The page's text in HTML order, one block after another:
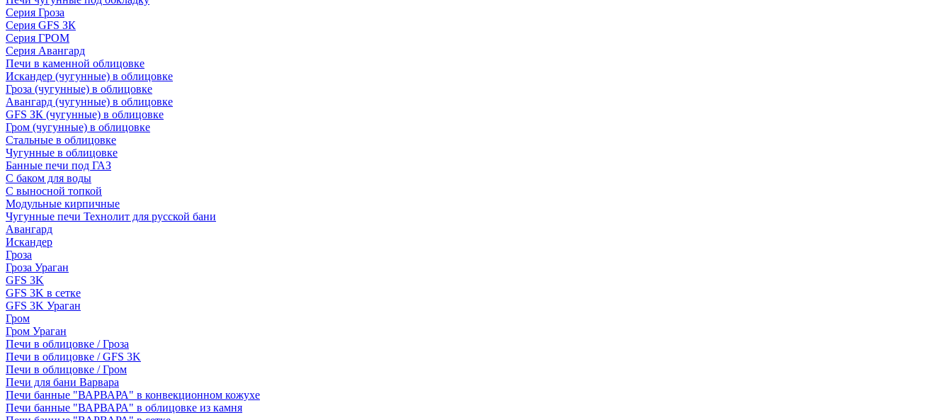
Серия Гроза
Серия GFS ЗК
Серия ГРОМ
Серия Авангард
Печи в каменной облицовке
Искандер (чугунные) в облицовке
Гроза (чугунные) в облицовке
Авангард (чугунные) в облицовке
GFS ЗК (чугунные) в облицовке
Гром (чугунные) в облицовке
Стальные в облицовке
Чугунные в облицовке
Банные печи под ГАЗ
С баком для воды
С выносной топкой
Модульные кирпичные
Чугунные печи Технолит для русской бани
Авангард
Искандер
Гроза
Гроза Ураган
GFS 3K
GFS 3K в сетке
GFS 3K Ураган
Гром
Гром Ураган
Печи в облицовке / Гроза
Печи в облицовке / GFS 3K
Печи в облицовке / Гром
Печи для бани Варвара
Печи банные "ВАРВАРА" в конвекционном кожухе
Печи банные "ВАРВАРА" в облицовке из камня